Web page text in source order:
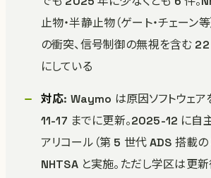
止物・半静止物（ゲート・チェーン
の衝突、信号制御の無視を含む
にしている
対応: Waymo は原因ソフトウェ
11-17 までに更新。2025-12 に自
アリコール（第 5 世代 ADS 搭載
NHTSA と実施。ただし学区は更